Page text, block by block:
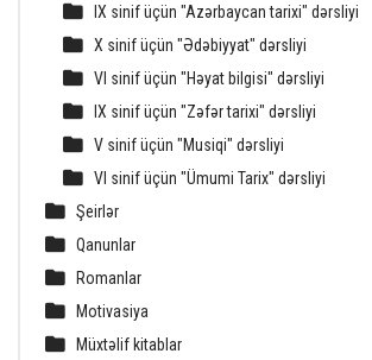
IX sinif üçün "Azərbaycan tarixi" dərsliyi
X sinif üçün "Ədəbiyyat" dərsliyi
VI sinif üçün "Həyat bilgisi" dərsliyi
IX sinif üçün "Zəfər tarixi" dərsliyi
V sinif üçün "Musiqi" dərsliyi
VI sinif üçün "Ümumi Tarix" dərsliyi
Şeirlər
Qanunlar
Romanlar
Motivasiya
Müxtəlif kitablar